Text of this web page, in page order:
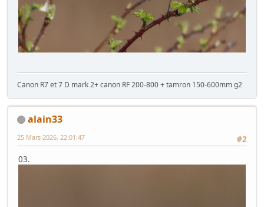
Canon R7 et 7 D mark 2+ canon RF 200-800 + tamron 150-600mm g2
alain33
#2
25 Mars 2026, 22:01:47
03.